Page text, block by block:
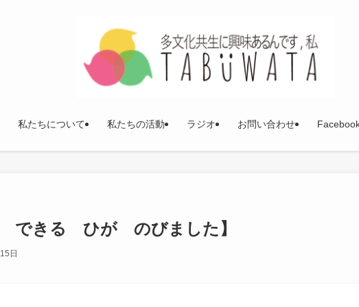
私たちについて 私たちの活動 ラジオ お問い合わせ
できる ひが のびました】
日